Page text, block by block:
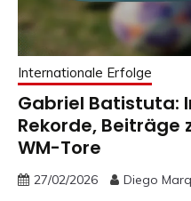
Internationale Erfolge
Gabriel Batistuta:
Rekorde, Beiträge
WM-Tore
27/02/2026 Diego